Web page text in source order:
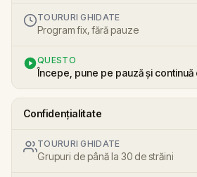
TOURURI GHIDATE
Program fix, fără pauze
QUESTO
Începe, pune pe pauză și continuă
Confidențialitate
TOURURI GHIDATE
Grupuri de până la 30 de străini